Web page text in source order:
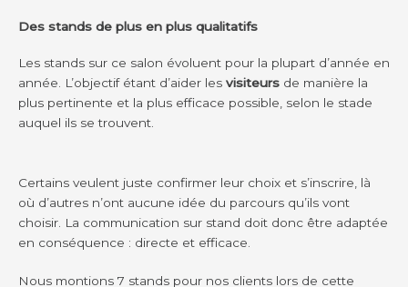
Des stands de plus en plus qualitatifs
Les stands sur ce salon évoluent pour la plupart d’année en
année. L’objectif étant d’aider les visiteurs de manière la
plus pertinente et la plus efficace possible, selon le stade
auquel ils se trouvent.
Certains veulent juste confirmer leur choix et s’inscrire, là
où d’autres n’ont aucune idée du parcours qu’ils vont
choisir. La communication sur stand doit donc être adaptée
en conséquence : directe et efficace.
Nous montions 7 stands pour nos clients lors de cette